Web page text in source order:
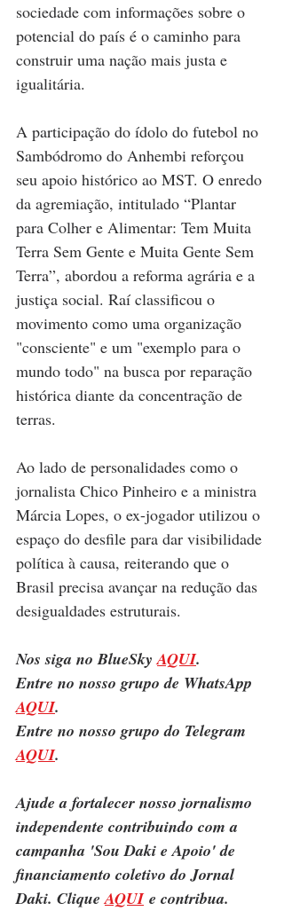
sociedade com informações sobre o
potencial do país é o caminho para
construir uma nação mais justa e
igualitária.
A participação do ídolo do futebol no
Sambódromo do Anhembi reforçou
seu apoio histórico ao MST. O enredo
da agremiação, intitulado “Plantar
para Colher e Alimentar: Tem Muita
Terra Sem Gente e Muita Gente Sem
Terra”, abordou a reforma agrária e a
justiça social. Raí classificou o
movimento como uma organização
"consciente" e um "exemplo para o
mundo todo" na busca por reparação
histórica diante da concentração de
terras.
Ao lado de personalidades como o
jornalista Chico Pinheiro e a ministra
Márcia Lopes, o ex-jogador utilizou o
espaço do desfile para dar visibilidade
política à causa, reiterando que o
Brasil precisa avançar na redução das
desigualdades estruturais.
Nos siga no BlueSky AQUI.
Entre no nosso grupo de WhatsApp
AQUI.
Entre no nosso grupo do Telegram
AQUI.
Ajude a fortalecer nosso jornalismo
independente contribuindo com a
campanha 'Sou Daki e Apoio' de
financiamento coletivo do Jornal
Daki. Clique AQUI e contribua.